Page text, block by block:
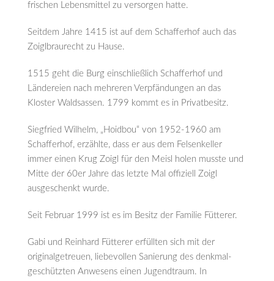
frischen Lebensmittel zu versorgen hatte.
Seitdem Jahre 1415 ist auf dem Schafferhof auch das
Zoiglbraurecht zu Hause.
1515 geht die Burg einschließlich Schafferhof und
Ländereien nach mehreren Verpfändungen an das
Kloster Waldsassen. 1799 kommt es in Privatbesitz.
Siegfried Wilhelm, „Hoidbou“ von 1952-1960 am
Schafferhof, erzählte, dass er aus dem Felsenkeller
immer einen Krug Zoigl für den Meisl holen musste und
Mitte der 60er Jahre das letzte Mal offiziell Zoigl
ausgeschenkt wurde.
Seit Februar 1999 ist es im Besitz der Familie Fütterer.
Gabi und Reinhard Fütterer erfüllten sich mit der
originalgetreuen, liebevollen Sanierung des denkmal-
geschützten Anwesens einen Jugendtraum. In